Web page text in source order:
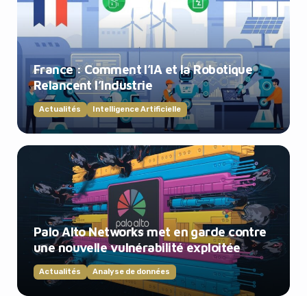
France : Comment l’IA et la Robotique
Relancent l’Industrie
Actualités Intelligence Artificielle
Palo Alto Networks met en garde contre
une nouvelle vulnérabilité exploitée
Actualités Analyse de données